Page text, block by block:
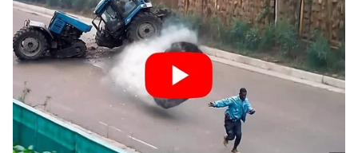
ఇంత హుషారు ఏంటి భయ్యా ఎలా
కొట్టేసుకుంటున్నాడో చూడండి | Hushar
Pittalu Movie Press Meet | Actor
Bhanu
డ్రగ్స్ రహిత సమాజం కోసం మోదీ మాస్టర్
ప్లాన్ | Nasha Mukt Yuva for Viksit
Bharat Explained